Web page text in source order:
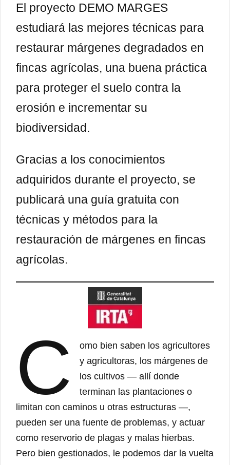
El proyecto DEMO MARGES
estudiará las mejores técnicas para
restaurar márgenes degradados en
fincas agrícolas, una buena práctica
para proteger el suelo contra la
erosión e incrementar su
biodiversidad.
Gracias a los conocimientos
adquiridos durante el proyecto, se
publicará una guía gratuita con
técnicas y métodos para la
restauración de márgenes en fincas
agrícolas.
C
omo bien saben los agricultores
y agricultoras, los márgenes de
los cultivos — allí donde
terminan las plantaciones o
limitan con caminos u otras estructuras —,
pueden ser una fuente de problemas, y actuar
como reservorio de plagas y malas hierbas.
Pero bien gestionados, le podemos dar la vuelta